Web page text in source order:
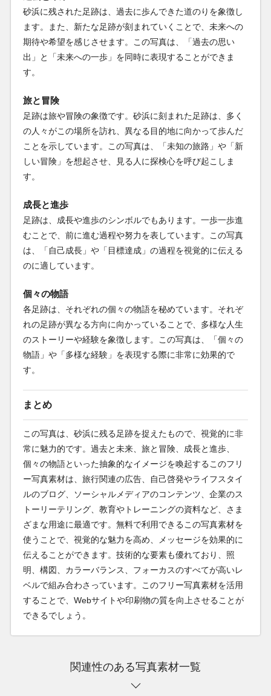
砂浜に残された足跡は、過去に歩んできた道のりを象徴し
ます。また、新たな足跡が刻まれていくことで、未来への
期待や希望を感じさせます。この写真は、「過去の思い
出」と「未来への一歩」を同時に表現することができま
す。
旅と冒険
足跡は旅や冒険の象徴です。砂浜に刻まれた足跡は、多く
の人々がこの場所を訪れ、異なる目的地に向かって歩んだ
ことを示しています。この写真は、「未知の旅路」や「新
しい冒険」を想起させ、見る人に探検心を呼び起こしま
す。
成長と進歩
足跡は、成長や進歩のシンボルでもあります。一歩一歩進
むことで、前に進む過程や努力を表しています。この写真
は、「自己成長」や「目標達成」の過程を視覚的に伝える
のに適しています。
個々の物語
各足跡は、それぞれの個々の物語を秘めています。それぞ
れの足跡が異なる方向に向かっていることで、多様な人生
のストーリーや経験を象徴します。この写真は、「個々の
物語」や「多様な経験」を表現する際に非常に効果的で
す。
まとめ
この写真は、砂浜に残る足跡を捉えたもので、視覚的に非
常に魅力的です。過去と未来、旅と冒険、成長と進歩、
個々の物語といった抽象的なイメージを喚起するこのフリ
ー写真素材は、旅行関連の広告、自己啓発やライフスタイ
ルのブログ、ソーシャルメディアのコンテンツ、企業のス
トーリーテリング、教育やトレーニングの資料など、さま
ざまな用途に最適です。無料で利用できるこの写真素材を
使うことで、視覚的な魅力を高め、メッセージを効果的に
伝えることができます。技術的な要素も優れており、照
明、構図、カラーバランス、フォーカスのすべてが高いレ
ベルで組み合わさっています。このフリー写真素材を活用
することで、Webサイトや印刷物の質を向上させることが
できるでしょう。
関連性のある写真素材一覧